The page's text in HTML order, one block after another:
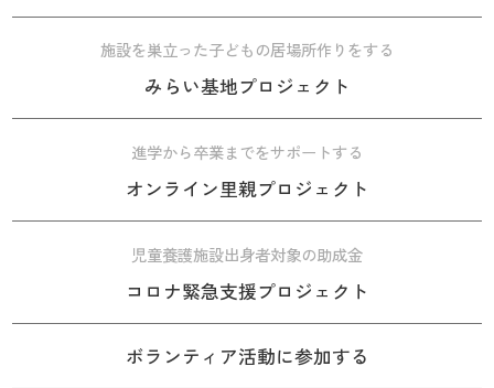
施設を巣立った子どもの居場所作りをする
みらい基地プロジェクト
進学から卒業までをサポートする
オンライン里親プロジェクト
児童養護施設出身者対象の助成金
コロナ緊急支援プロジェクト
ボランティア活動に参加する